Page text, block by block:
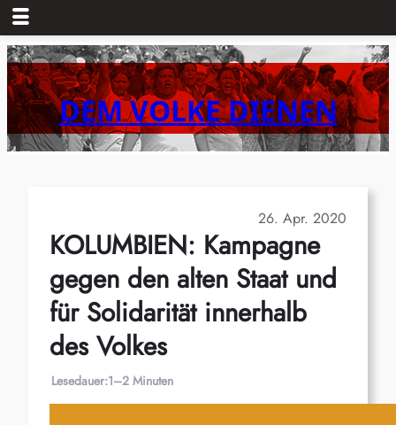
Zum
Inhalt
springenDEM VOLKE DIENEN
26. Apr. 2020
KOLUMBIEN: Kampagne
gegen den alten Staat und
für Solidarität innerhalb
des Volkes
Lesedauer:1–2 Minuten